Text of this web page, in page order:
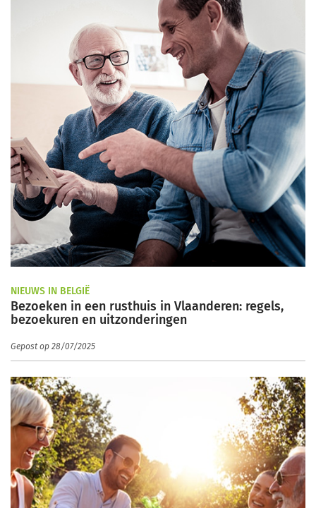
NIEUWS IN BELGIË
Bezoeken in een rusthuis in Vlaanderen: regels,
bezoekuren en uitzonderingen
Gepost op 28/07/2025